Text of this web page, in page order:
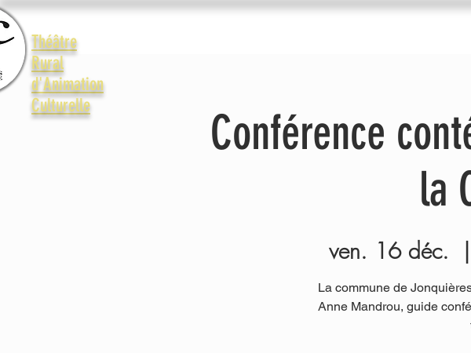
Conférence
la
ven. 16 déc.
  |
La commune de
Anne Mandrou, guide
Théâtre
Rural
d'Animation
Culturelle